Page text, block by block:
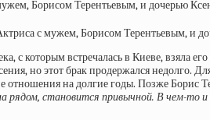
с мужем, Борисом Терентьевым, и
с которым встречалась в Киеве, взяла
но этот брак продержался недолго.
отношения на долгие годы. Позже Борис
становится привычной. В чем-то и